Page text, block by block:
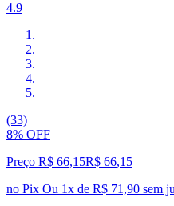
4.9
(33)
8% OFF
Preço R$ 66,15R$ 66,15
no Pix Ou 1x de R$ 71,90 sem